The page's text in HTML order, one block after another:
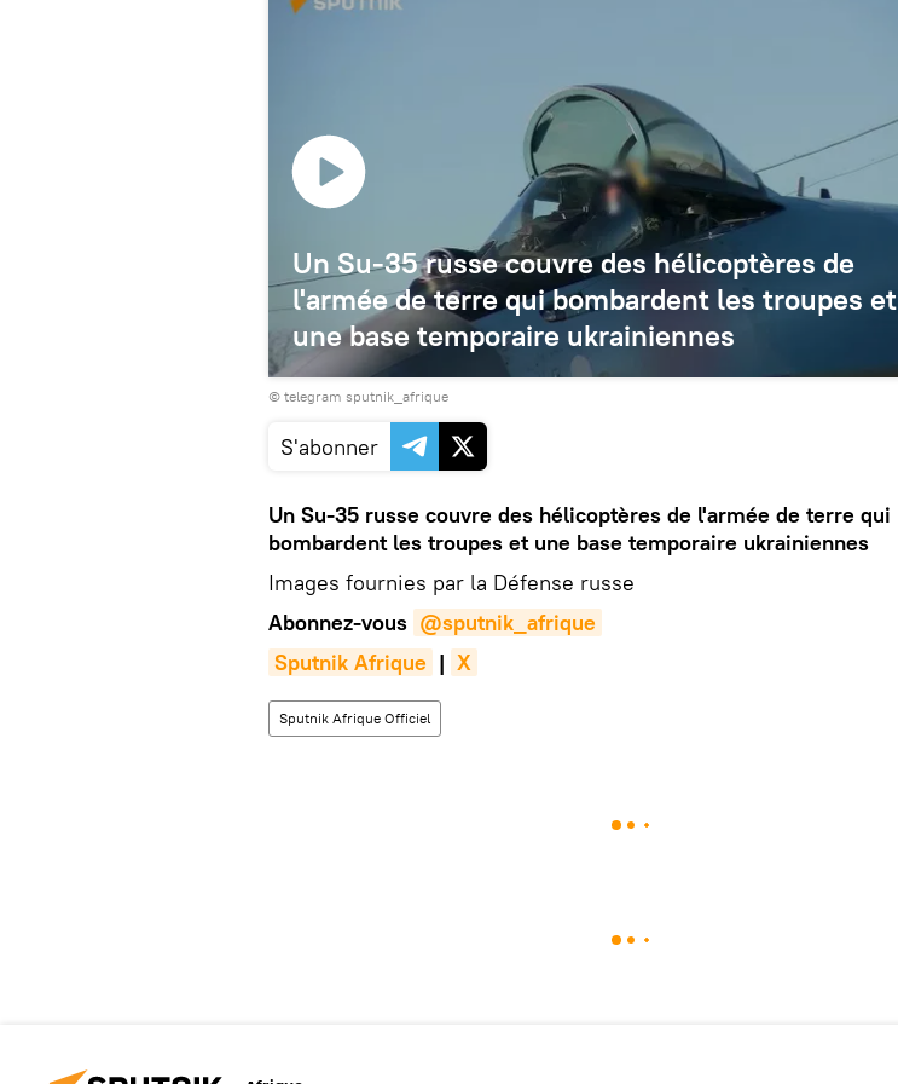
Un Su-35 russe couvre des hélicoptères de
l'armée de terre qui bombardent les troupes et
une base temporaire ukrainiennes
© telegram sputnik_afrique
S'abonner
Un Su-35 russe couvre des hélicoptères de l'armée de terre qui
bombardent les troupes et une base temporaire ukrainiennes
Images fournies par la Défense russe
Abonnez-vous @sputnik_afrique
Sputnik Afrique | X
Sputnik Afrique Officiel